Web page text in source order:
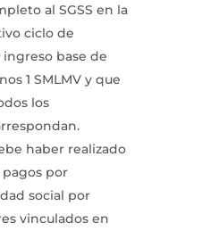
al SGSS en la
ciclo de
base de
1 SMLMV y que
los
haber realizado
por
social por
vinculados en